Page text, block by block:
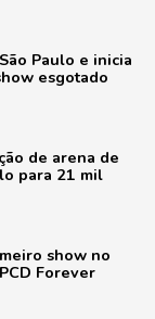
Paulo e inicia
esgotado
de arena de
para 21 mil
show no
Forever